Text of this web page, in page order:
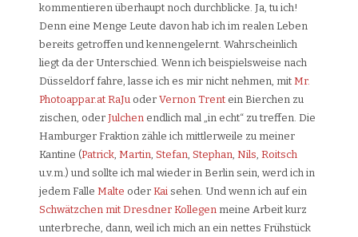
kommentieren überhaupt noch durchblicke. Ja, tu ich!
Denn eine Menge Leute davon hab ich im realen Leben
bereits getroffen und kennengelernt. Wahrscheinlich
liegt da der Unterschied. Wenn ich beispielsweise nach
Düsseldorf fahre, lasse ich es mir nicht nehmen, mit Mr.
Photoappar.at RaJu oder Vernon Trent ein Bierchen zu
zischen, oder Julchen endlich mal „in echt“ zu treffen. Die
Hamburger Fraktion zähle ich mittlerweile zu meiner
Kantine (Patrick, Martin, Stefan, Stephan, Nils, Roitsch
u.v.m.) und sollte ich mal wieder in Berlin sein, werd ich in
jedem Falle Malte oder Kai sehen. Und wenn ich auf ein
Schwätzchen mit Dresdner Kollegen meine Arbeit kurz
unterbreche, dann, weil ich mich an ein nettes Frühstück